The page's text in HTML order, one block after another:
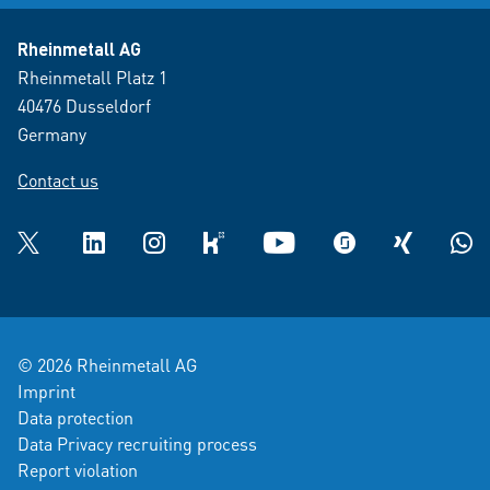
Rheinmetall AG
Rheinmetall Platz 1
40476 Dusseldorf
Germany
Contact us
Twitter LinkedInInstagramkununu YouTube glassdoorXING
© 2026 Rheinmetall AG
Imprint
Data protection
Data Privacy recruiting process
Report violation